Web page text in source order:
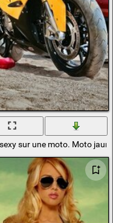
avec reflet de la route
sur une moto. Moto